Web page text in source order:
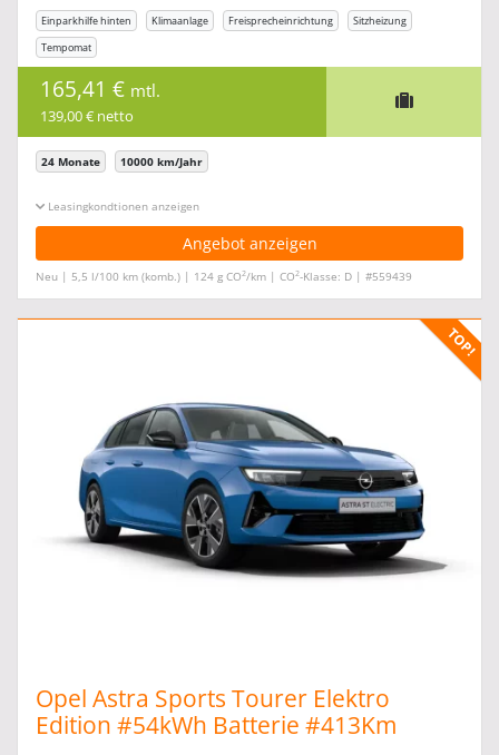
Einparkhilfe hinten Klimaanlage Freisprecheinrichtung
Sitzheizung
Tempomat
165,41 € mtl.
139,00 € netto
24 Monate 10000 km/Jahr
Leasingkonditionen ein-/ausblenden
Angebot anzeigen
Neu | 5,5 l/100 km (komb.) | 124 g CO2/km | CO2-Klasse: D | #559439
Opel Astra Sports Tourer Elektro
Edition #54kWh Batterie #413Km